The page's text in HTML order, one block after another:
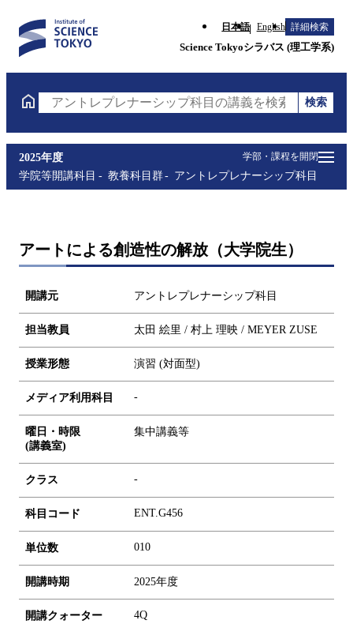
日本語 English 詳細検索
Science Tokyoシラバス (理工学系)
アントレプレナーシップ科目の講義を検索（講義名
検索
学部・課程を開閉
2025年度
学院等開講科目
教養科目群 アントレプレナーシップ科目
アートによる創造性の解放（大学院生）
開講元 アントレプレナーシップ科目
担当教員 太田 絵里 / 村上 理映 / MEYER ZUSE
授業形態 演習 (対面型)
メディア利用科目 -
曜日・時限
(講義室)
集中講義等
クラス -
科目コード ENT.G456
単位数 010
開講時期 2025年度
開講クォーター 4Q